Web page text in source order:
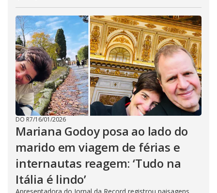
DO R7/16/01/2026
Mariana Godoy posa ao lado do
marido em viagem de férias e
internautas reagem: ‘Tudo na
Itália é lindo’